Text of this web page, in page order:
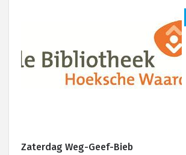
Zaterdag Weg-Geef-Bieb